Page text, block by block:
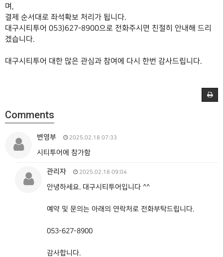
며,
결제 순서대로 좌석확보 처리가 됩니다.
대구시티투어 053)627-8900으로 전화주시면 친절히 안내해 드리
겠습니다.
대구시티투어 대한 많은 관심과 참여에 다시 한번 감사드립니다.
Comments
변영부 2025.02.18 07:33
시티투어에 참가함
관리자 2025.02.18 09:04
안녕하세요. 대구시티투어입니다 ^^
예약 및 문의는 아래의 연락처로 전화부탁드립니다.
053-627-8900
감사합니다.